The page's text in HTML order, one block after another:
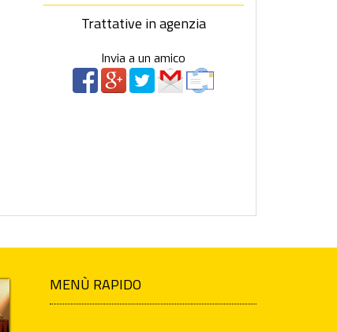
Trattative in agenzia
Invia a un amico
MENÙ RAPIDO